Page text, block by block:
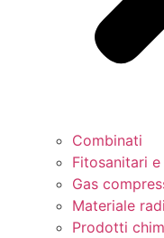
Combinati
Fitosanitari
Gas
Materiale
Prodotti